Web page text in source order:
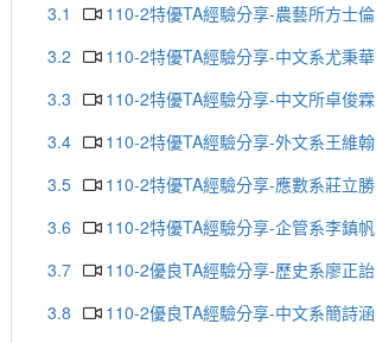
3.1
110-2特優TA經驗分享-農藝所方士倫
3.2
110-2特優TA經驗分享-中文系尤秉華
3.3
110-2特優TA經驗分享-中文所卓俊霖
3.4
110-2特優TA經驗分享-外文系王維翰
3.5
110-2特優TA經驗分享-應數系莊立勝
3.6
110-2特優TA經驗分享-企管系李鎮帆
3.7
110-2優良TA經驗分享-歷史系廖正詒
3.8
110-2優良TA經驗分享-中文系簡詩涵